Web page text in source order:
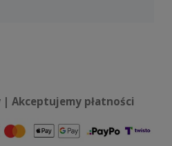
| Akceptujemy płatności